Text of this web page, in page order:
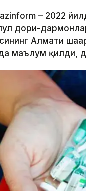
– 2022
дори-
Алмати
маълум қилди,